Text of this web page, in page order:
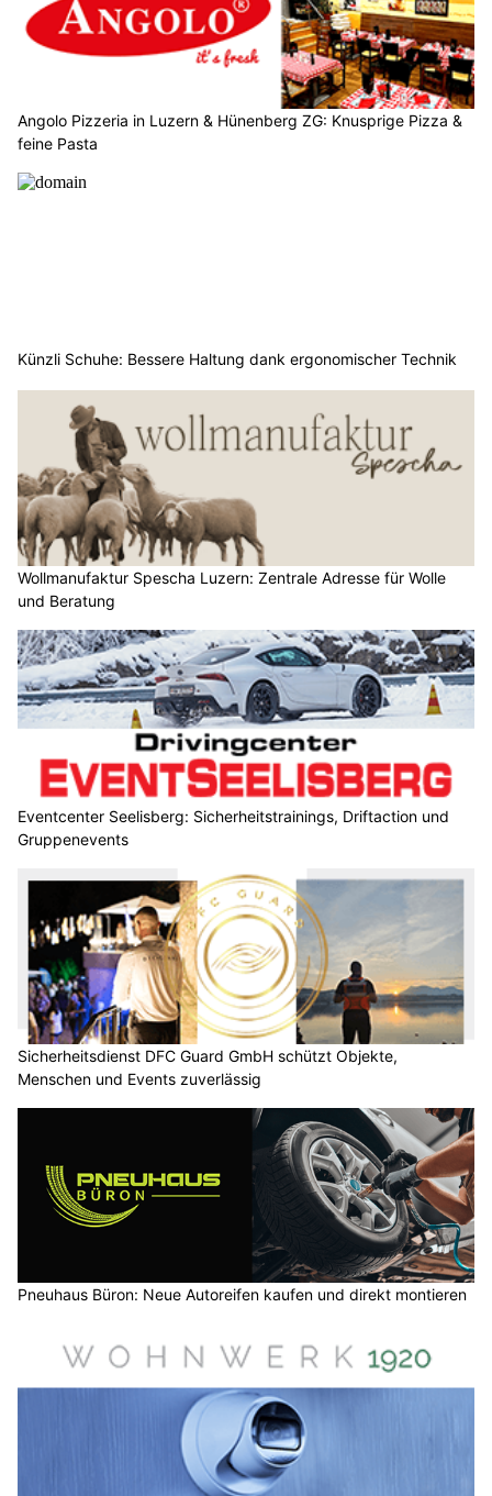
Angolo Pizzeria in Luzern & Hünenberg ZG: Knusprige Pizza &
feine Pasta
Künzli Schuhe: Bessere Haltung dank ergonomischer Technik
Wollmanufaktur Spescha Luzern: Zentrale Adresse für Wolle
und Beratung
Eventcenter Seelisberg: Sicherheitstrainings, Driftaction und
Gruppenevents
Sicherheitsdienst DFC Guard GmbH schützt Objekte,
Menschen und Events zuverlässig
Pneuhaus Büron: Neue Autoreifen kaufen und direkt montieren